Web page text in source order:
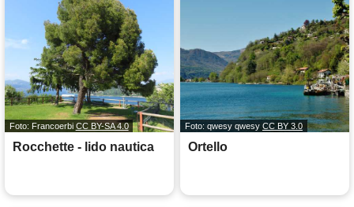
Foto: Francoerbi CC BY-SA 4.0
Rocchette - lido nautica
Foto: qwesy qwesy CC BY 3.0
Ortello